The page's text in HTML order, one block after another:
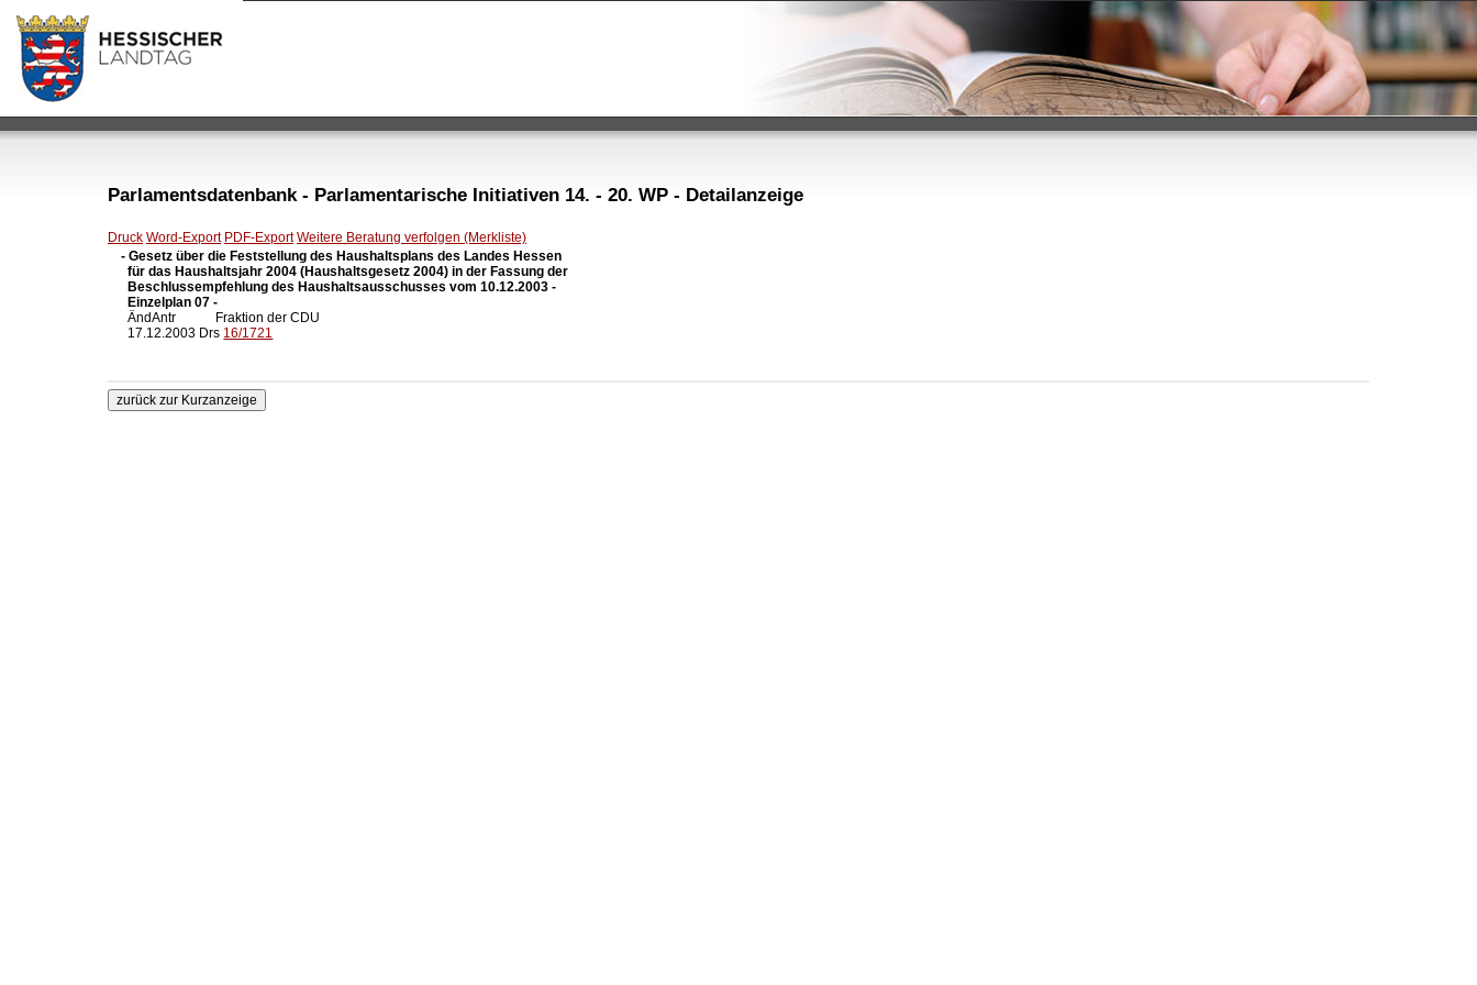
Parlamentsdatenbank - Parlamentarische Initiativen 14. - 20. WP - Detailanzeige
Druck Word-Export PDF-Export Weitere Beratung verfolgen (Merkliste)
- Gesetz über die Feststellung des Haushaltsplans des Landes Hessen
  für das Haushaltsjahr 2004 (Haushaltsgesetz 2004) in der Fassung der
  Beschlussempfehlung des Haushaltsausschusses vom 10.12.2003 -
  Einzelplan 07 -
ÄndAntr            Fraktion der CDU
  17.12.2003 Drs
16/1721